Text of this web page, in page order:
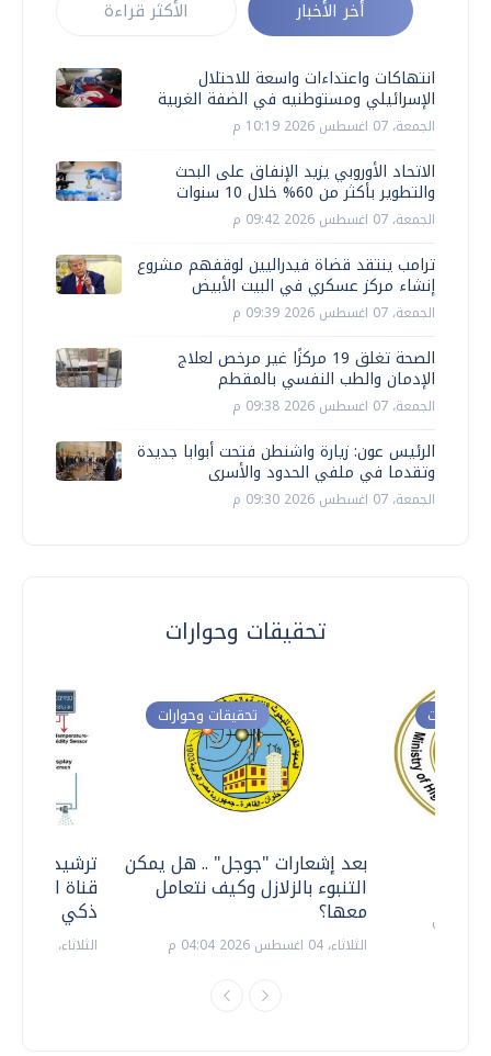
أخر الأخبار الأكثر قراءة
انتهاكات واعتداءات واسعة للاحتلال
الإسرائيلي ومستوطنيه في الضفة الغربية
الجمعة، 07 اغسطس 2026 10:19 م
الاتحاد الأوروبي يزيد الإنفاق على البحث
والتطوير بأكثر من 60% خلال 10 سنوات
الجمعة، 07 اغسطس 2026 09:42 م
ترامب ينتقد قضاة فيدراليين لوقفهم مشروع
إنشاء مركز عسكري في البيت الأبيض
الجمعة، 07 اغسطس 2026 09:39 م
الصحة تغلق 19 مركزًا غير مرخص لعلاج
الإدمان والطب النفسي بالمقطم
الجمعة، 07 اغسطس 2026 09:38 م
الرئيس عون: زيارة واشنطن فتحت أبوابا جديدة
وتقدما في ملفي الحدود والأسرى
الجمعة، 07 اغسطس 2026 09:30 م
تحقيقات وحوارات
ترشيدا
قناة
ذكي
الثلاثاء، 14 يوليو 2026 06:11 م
تحقيقات وحوارات
بعد إشعارات "جوجل" .. هل يمكن
التنبوء بالزلازل وكيف نتعامل
معها؟
الثلاثاء، 04 اغسطس 2026 04:04 م
وحوارات